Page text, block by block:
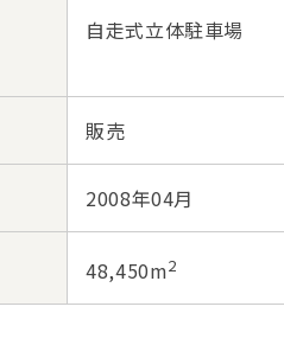
自走式立体駐車場
販売
2008年04月
48,450m2